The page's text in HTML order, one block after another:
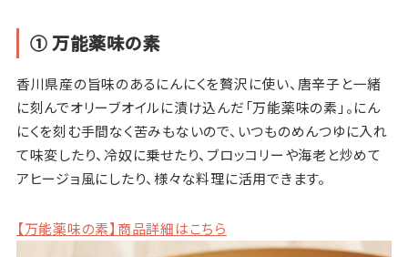
① 万能薬味の素
香川県産の旨味のあるにんにくを贅沢に使い、唐辛子と一緒
に刻んでオリーブオイルに漬け込んだ「万能薬味の素」。にん
にくを刻む手間なく苦みもないので、いつものめんつゆに入れ
て味変したり、冷奴に乗せたり、ブロッコリーや海老と炒めて
アヒージョ風にしたり、様々な料理に活用できます。
【万能薬味の素】商品詳細はこちら